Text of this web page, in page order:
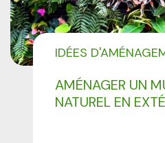
AMÉNAGER UN
NATUREL EN
IDÉES